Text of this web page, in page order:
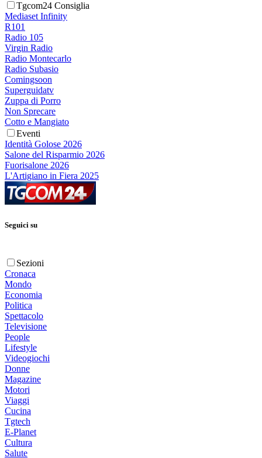
Tgcom24 Consiglia
Mediaset Infinity
R101
Radio 105
Virgin Radio
Radio Montecarlo
Radio Subasio
Comingsoon
Superguidatv
Zuppa di Porro
Non Sprecare
Cotto e Mangiato
Eventi
Identità Golose 2026
Salone del Risparmio 2026
Fuorisalone 2026
L'Artigiano in Fiera 2025
Seguici su
Sezioni
Cronaca
Mondo
Economia
Politica
Spettacolo
Televisione
People
Lifestyle
Videogiochi
Donne
Magazine
Motori
Viaggi
Cucina
Tgtech
E-Planet
Cultura
Salute